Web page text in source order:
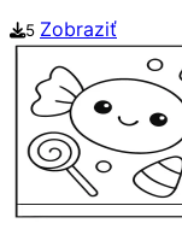
5 Zobraziť